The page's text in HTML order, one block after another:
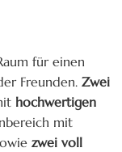
für einen
Freunden. Zwei
hochwertigen
mit
zwei voll